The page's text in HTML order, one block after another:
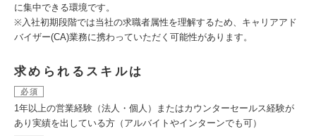
に集中できる環境です。
※入社初期段階では当社の求職者属性を理解するため、キャリアアド
バイザー(CA)業務に携わっていただく可能性があります。
求められるスキルは
必須
1年以上の営業経験（法人・個人）またはカウンターセールス経験が
あり実績を出している方（アルバイトやインターンでも可）